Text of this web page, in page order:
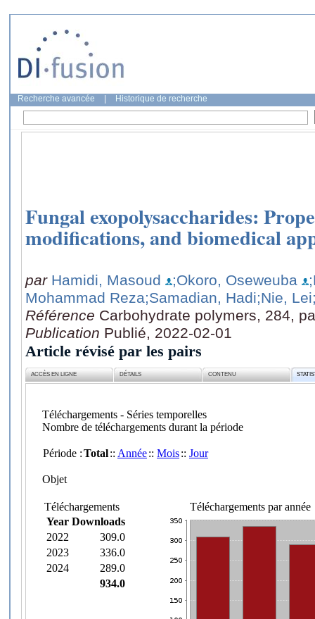
Recherche avancée Historique de recherche
Fungal exopolysaccharides:
modifications, and biomedical
par Hamidi, Masoud ;Okoro, Oseweuba
Mohammad Reza;Samadian, Hadi;Nie, Lei
Référence Carbohydrate polymers, 284,
Publication Publié, 2022-02-01
Article révisé par les pairs
ACCÈS EN LIGNE DÉTAILS CONTENU